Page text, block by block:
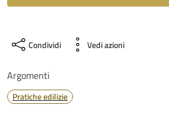
Condividi Vedi azioni
Argomenti
Pratiche edilizie